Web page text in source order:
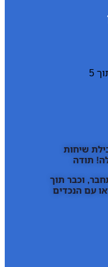
שיחות
וכבר תוך
הנכדים